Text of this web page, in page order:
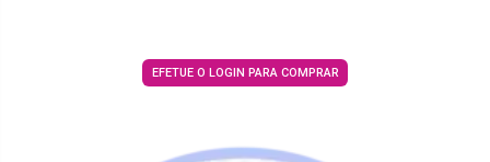
EFETUE O LOGIN PARA COMPRAR